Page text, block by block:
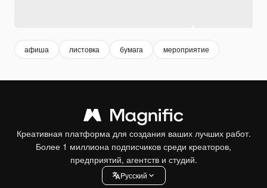
афиша листовка бумага мероприятие
Креативная платформа для создания ваших лучших работ.
Более 1 миллиона подписчиков среди креаторов,
предприятий, агентств и студий.
Pусский